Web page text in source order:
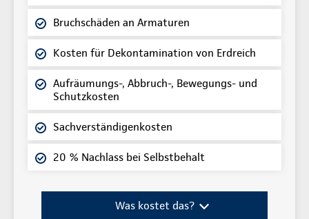
Bruchschäden an Armaturen
Kosten für Dekontamination von Erdreich
Aufräumungs-, Abbruch-, Bewegungs- und
Schutzkosten
Sachverständigenkosten
20 % Nachlass bei Selbstbehalt
Was kostet das?